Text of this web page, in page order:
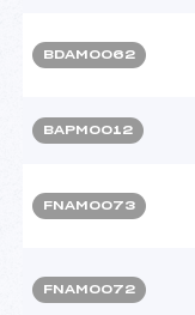
BDAM0062
BAPM0012
FNAM0073
FNAM0072